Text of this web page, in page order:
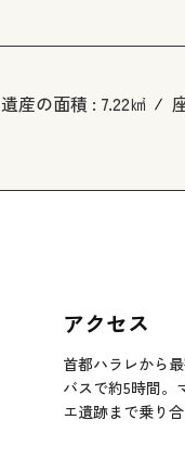
遺産の面積 : 7.22㎢
アクセス
首都ハラレから
バスで約5時間。
エ遺跡まで乗り